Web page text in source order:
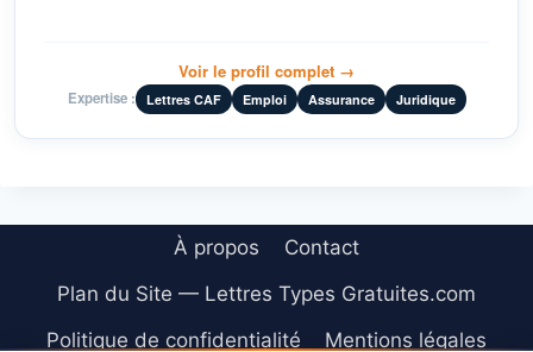
Voir le profil complet →
Expertise : Lettres CAF Emploi Assurance Juridique
À propos
Contact
Plan du Site — Lettres Types Gratuites.com
Politique de confidentialité
Mentions légales